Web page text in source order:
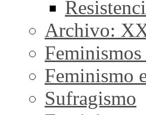
Archivo:
Feminismo
Sufragismo